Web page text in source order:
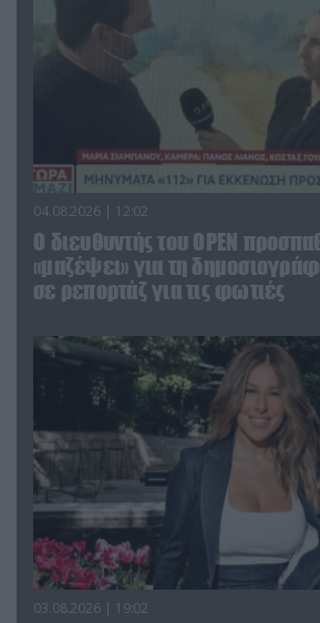
04.08.2026 | 12:02
O διευθυντής του OPEN
«μαζέψει» για τη
σε ρεπορτάζ για τις φωτιές
03.08.2026 | 19:02